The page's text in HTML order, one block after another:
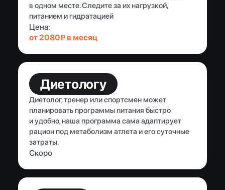
в одном месте. Следите за их нагрузкой,
питанием и гидратацией
Цена:
от 2080₽ в месяц
Диетологу
Диетолог, тренер или спортсмен может
планировать программы питания быстро
и удобно, наша программа сама адаптирует
рацион под метаболизм атлета и его суточные
затраты.
Скоро